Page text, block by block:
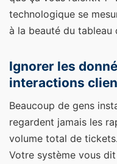
technologique se
à la beauté du
Ignorer les
interactions
Beaucoup de gens
regardent jamais les
volume total de
Votre système vous